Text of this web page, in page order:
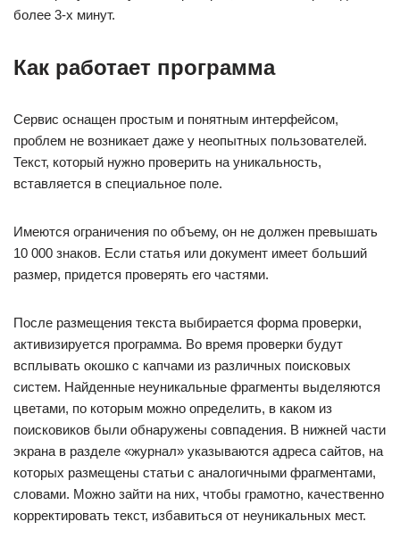
более 3-х минут.
Как работает программа
Сервис оснащен простым и понятным интерфейсом,
проблем не возникает даже у неопытных пользователей.
Текст, который нужно проверить на уникальность,
вставляется в специальное поле.
Имеются ограничения по объему, он не должен превышать
10 000 знаков. Если статья или документ имеет больший
размер, придется проверять его частями.
После размещения текста выбирается форма проверки,
активизируется программа. Во время проверки будут
всплывать окошко с капчами из различных поисковых
систем. Найденные неуникальные фрагменты выделяются
цветами, по которым можно определить, в каком из
поисковиков были обнаружены совпадения. В нижней части
экрана в разделе «журнал» указываются адреса сайтов, на
которых размещены статьи с аналогичными фрагментами,
словами. Можно зайти на них, чтобы грамотно, качественно
корректировать текст, избавиться от неуникальных мест.